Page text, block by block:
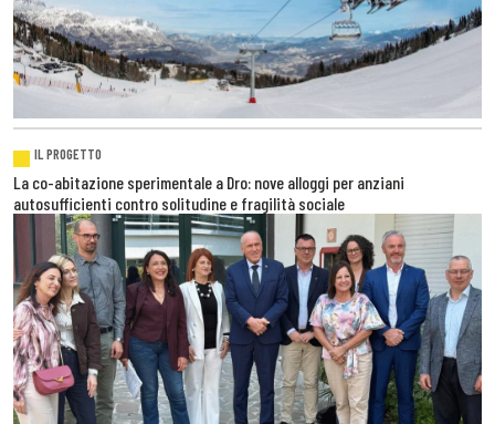
IL PROGETTO
La co-abitazione sperimentale a Dro: nove alloggi per anziani
autosufficienti contro solitudine e fragilità sociale